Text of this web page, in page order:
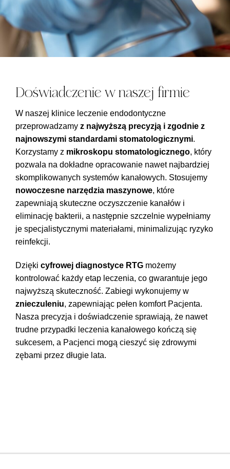
Doświadczenie w naszej firmie
W naszej klinice leczenie endodontyczne
przeprowadzamy z najwyższą precyzją i zgodnie z
najnowszymi standardami stomatologicznymi.
Korzystamy z mikroskopu stomatologicznego, który
pozwala na dokładne opracowanie nawet najbardziej
skomplikowanych systemów kanałowych. Stosujemy
nowoczesne narzędzia maszynowe, które
zapewniają skuteczne oczyszczenie kanałów i
eliminację bakterii, a następnie szczelnie wypełniamy
je specjalistycznymi materiałami, minimalizując ryzyko
reinfekcji.
Dzięki cyfrowej diagnostyce RTG możemy
kontrolować każdy etap leczenia, co gwarantuje jego
najwyższą skuteczność. Zabiegi wykonujemy w
znieczuleniu, zapewniając pełen komfort Pacjenta.
Nasza precyzja i doświadczenie sprawiają, że nawet
trudne przypadki leczenia kanałowego kończą się
sukcesem, a Pacjenci mogą cieszyć się zdrowymi
zębami przez długie lata.